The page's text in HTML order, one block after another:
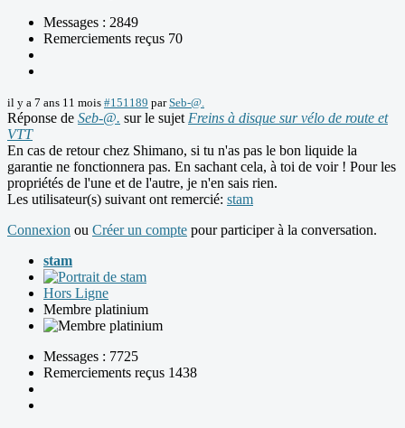
Messages : 2849
Remerciements reçus 70
il y a 7 ans 11 mois #151189 parSeb-@.
Réponse de Seb-@. sur le sujet Freins à disque sur vélo de route et
VTT
En cas de retour chez Shimano, si tu n'as pas le bon liquide la
garantie ne fonctionnera pas. En sachant cela, à toi de voir ! Pour les
propriétés de l'une et de l'autre, je n'en sais rien.
Les utilisateur(s) suivant ont remercié: stam
Connexion ou Créer un compte pour participer à la conversation.
stam
Hors Ligne
Membre platinium
Messages : 7725
Remerciements reçus 1438